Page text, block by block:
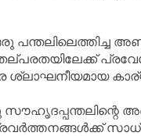
ശ്ലാഘനീയമായ